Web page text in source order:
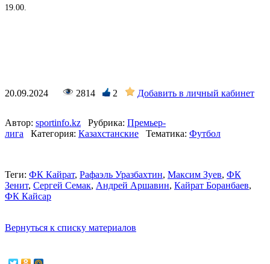
19.00.
20.09.2024 2814 2 Добавить в личный кабинет
Автор: sportinfo.kz Рубрика: Премьер-
лига
Категория: Казахстанские Тематика: Футбол
Теги: ФК Кайрат, Рафаэль Уразбахтин, Максим Зуев, ФК
Зенит, Сергей Семак, Андрей Аршавин, Кайрат Боранбаев,
ФК Кайсар
Вернуться к списку материалов